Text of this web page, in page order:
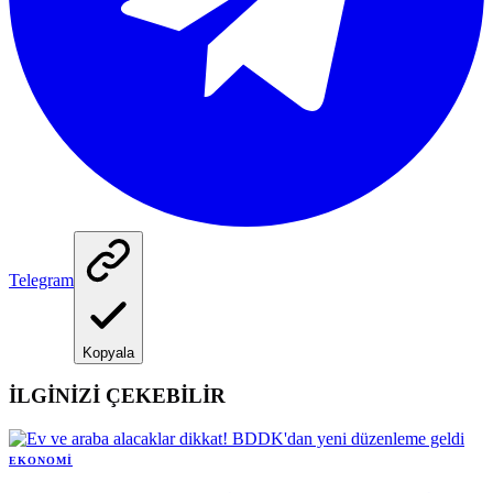
Telegram
Kopyala
İLGİNİZİ ÇEKEBİLİR
EKONOMI